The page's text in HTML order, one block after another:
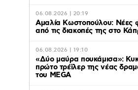
06.08.2026 | 20:19
Αμαλία Κωστοπούλου: Νέες
από τις διακοπές της στο
06.08.2026 | 19:10
«Δύο μαύρα πουκάμισα»:
πρώτο τρέϊλερ της νέας
του MEGA